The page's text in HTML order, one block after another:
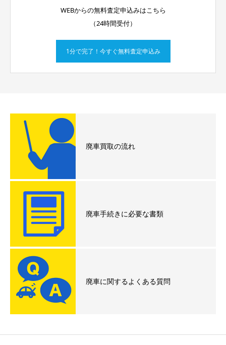
WEBからの無料査定申込みはこちら
（24時間受付）
1分で完了！今すぐ無料査定申込み
廃車買取の流れ
廃車手続きに必要な書類
廃車に関するよくある質問